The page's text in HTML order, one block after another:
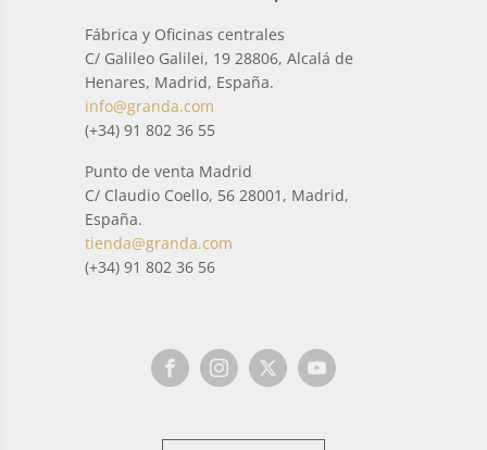
Fábrica y Oficinas centrales
C/ Galileo Galilei, 19 28806, Alcalá de
Henares, Madrid, España.
info@granda.com
(+34) 91 802 36 55
Punto de venta Madrid
C/ Claudio Coello, 56 28001, Madrid,
España.
tienda@granda.com
(+34) 91 802 36 56